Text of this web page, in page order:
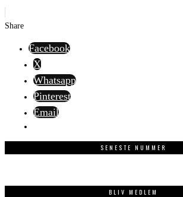
Share
Facebook
X
Whatsapp
Pinterest
Email
SENESTE NUMMER
BLIV MEDLEM